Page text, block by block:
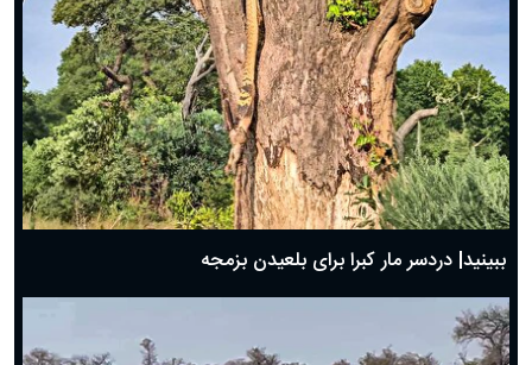
ببینید| دردسر مار کبرا برای بلعیدن بزمجه